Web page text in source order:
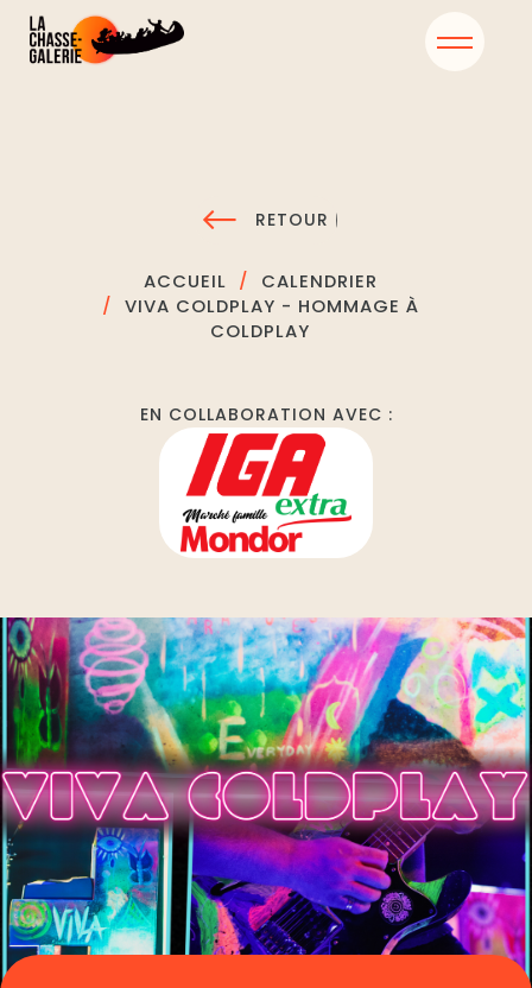
RETOUR
ACCUEIL
CALENDRIER
VIVA COLDPLAY - HOMMAGE À
COLDPLAY
EN COLLABORATION AVEC :